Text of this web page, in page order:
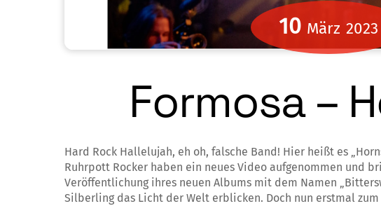
10 März 2023
Formosa –
Hard Rock Hallelujah, eh oh, falsche Band! Hier heißt es
Ruhrpott Rocker haben ein neues Video aufgenommen und
Veröffentlichung ihres neuen Albums mit dem Namen
Silberling das Licht der Welt erblicken. Doch nun erstmal zum